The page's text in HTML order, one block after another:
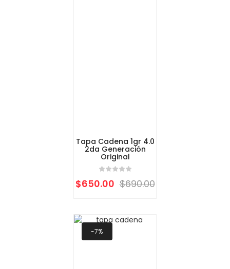
Tapa Cadena 1gr 4.0
2da Generación
Original
$690.00
$650.00
-7%